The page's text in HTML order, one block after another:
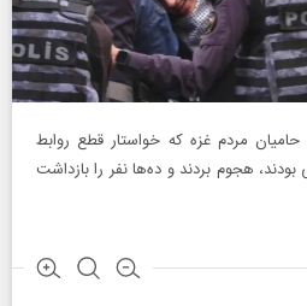
مردم غزه که خواستار قطع روابط
بودند، هجوم بردند و ده‌ها نفر را بازداشت